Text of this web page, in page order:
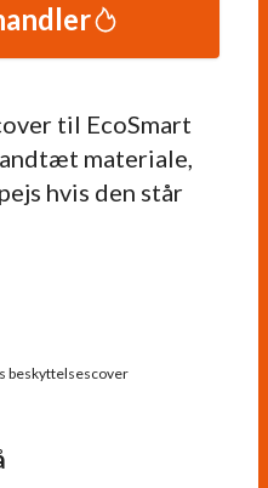
til EcoSmart
materiale,
hvis den står
beskyttelsescover